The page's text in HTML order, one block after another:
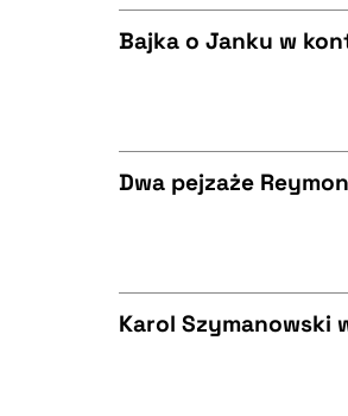
Bajka o Janku w
Dwa pejzaże
Karol Szymanowski